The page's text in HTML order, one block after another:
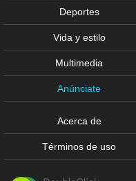
Deportes
Vida y estilo
Multimedia
Anúnciate
Acerca de
Términos de uso